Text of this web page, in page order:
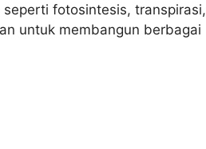
fotosintesis, transpirasi,
untuk membangun berbagai